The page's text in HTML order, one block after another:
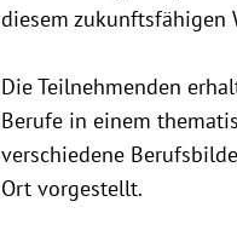
diesem zukunftsfähigen
Die Teilnehmenden
Berufe in einem
verschiedene
Ort vorgestellt.